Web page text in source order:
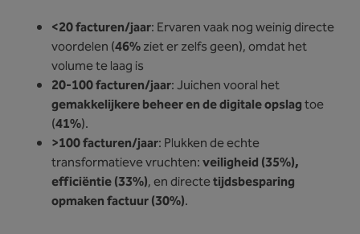
<20 facturen/jaar: Ervaren vaak nog weinig directe
voordelen (46%ziet er zelfs geen), omdat het
volume te laag is
20-100 facturen/jaar: Juichen vooral het
gemakkelijkere beheer en de digitale opslagtoe
(41%).
>100 facturen/jaar: Plukken de echte
transformatieve vruchten:veiligheid (35%),
efficiëntie (33%), en directetijdsbesparing
opmaken factuur (30%).